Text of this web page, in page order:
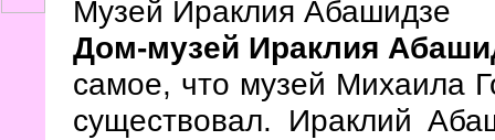
Музей Ираклия Абашидзе
Дом-музей Ираклия
самое, что музей Михаила
существовал. Ираклий